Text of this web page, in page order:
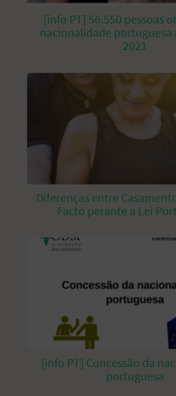
[info PT] 56.550 pessoas
nacionalidade portuguesa
2021
Diferenças entre
Facto perante a Lei
[info PT] Concessão da
portuguesa